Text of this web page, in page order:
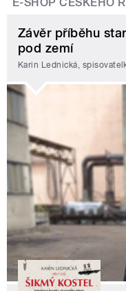
E-SHOP ČESKÉHO
Závěr příběhu
pod zemí
Karin Lednická,